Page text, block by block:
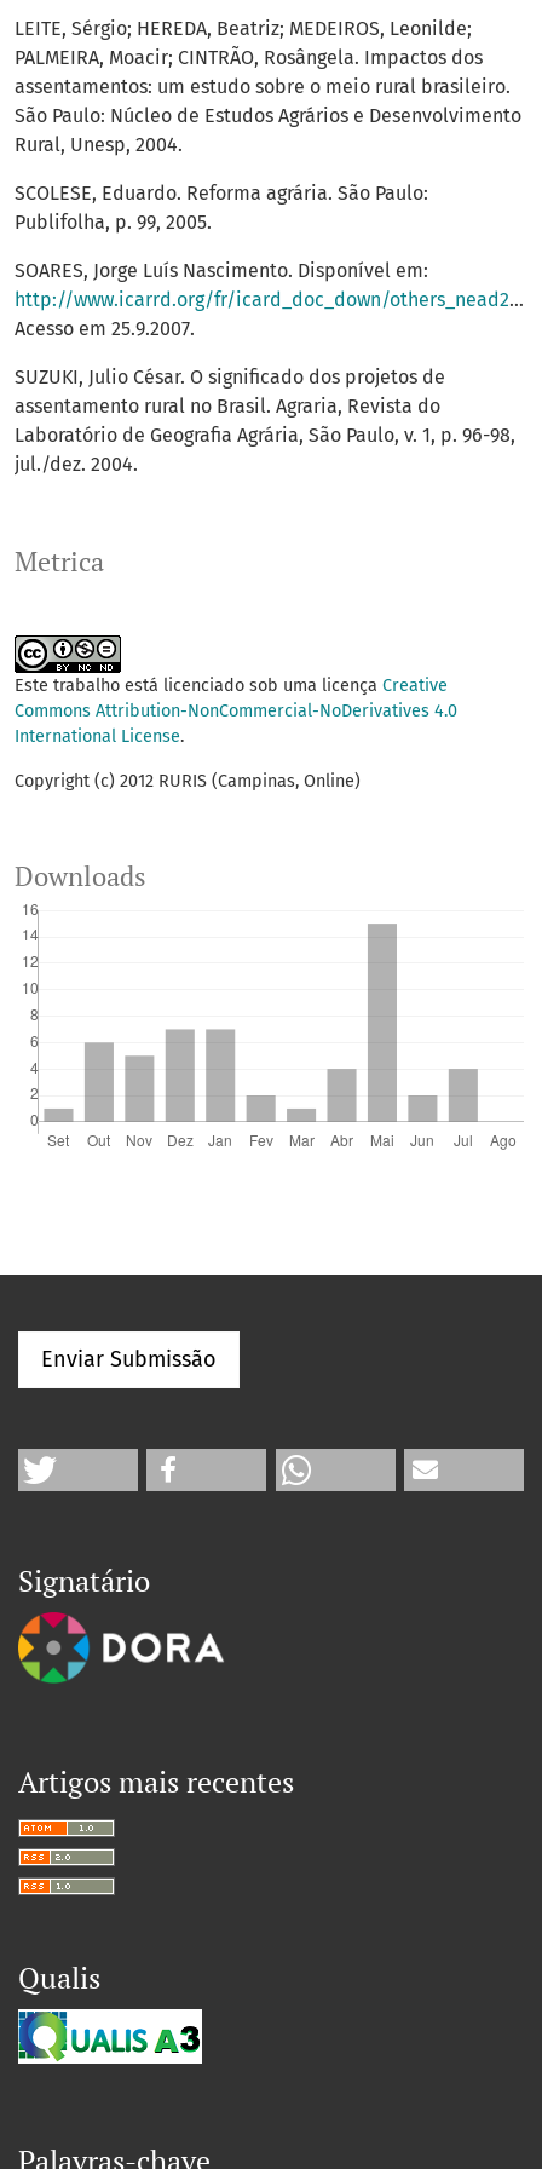
Metrica
LEITE, Sérgio; HEREDA, Beatriz; MEDEIROS, Leonilde;
PALMEIRA, Moacir; CINTRÃO, Rosângela. Impactos dos
assentamentos: um estudo sobre o meio rural brasileiro.
São Paulo: Núcleo de Estudos Agrários e Desenvolvimento
Rural, Unesp, 2004.
SCOLESE, Eduardo. Reforma agrária. São Paulo:
Publifolha, p. 99, 2005.
SOARES, Jorge Luís Nascimento. Disponível em:
http://www.icarrd.org/fr/icard_doc_down/others_nead2.pdf
Acesso em 25.9.2007.
SUZUKI, Julio César. O significado dos projetos de
assentamento rural no Brasil. Agraria, Revista do
Laboratório de Geografia Agrária, São Paulo, v. 1, p. 96-98,
jul./dez. 2004.
Este trabalho está licenciado sob uma licença Creative
Commons Attribution-NonCommercial-NoDerivatives 4.0
International License.
Copyright (c) 2012 RURIS (Campinas, Online)
Downloads
Enviar Submissão
Signatário
Artigos mais recentes
Qualis
Palavras-chave